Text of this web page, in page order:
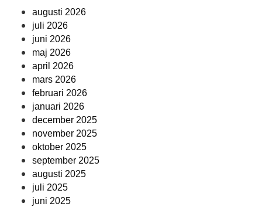
augusti 2026
juli 2026
juni 2026
maj 2026
april 2026
mars 2026
februari 2026
januari 2026
december 2025
november 2025
oktober 2025
september 2025
augusti 2025
juli 2025
juni 2025